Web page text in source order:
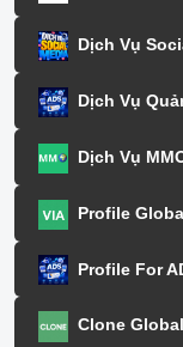
Dịch Vụ
Dịch Vụ
Dịch Vụ
Profile
Profile For
Clone Global